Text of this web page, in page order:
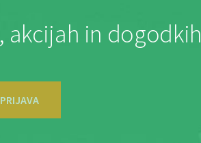
akcijah in dogodkih
PRIJAVA